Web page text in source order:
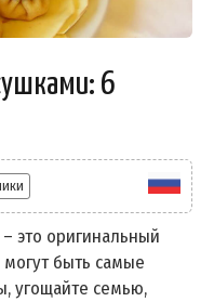
6
это оригинальный
быть самые
угощайте семью,